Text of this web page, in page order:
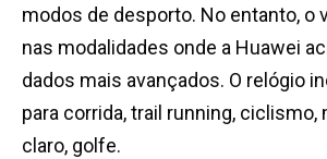
modos de desporto. No entanto, o
nas modalidades onde a Huawei
dados mais avançados. O relógio
para corrida, trail running, ciclismo,
claro, golfe.